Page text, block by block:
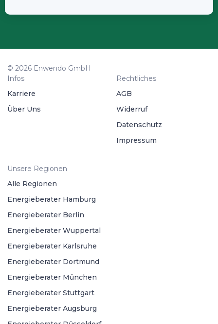
© 2026 Enwendo GmbH
Infos
Karriere
Über Uns
Rechtliches
AGB
Widerruf
Datenschutz
Impressum
Unsere Regionen
Alle Regionen
Energieberater Hamburg
Energieberater Berlin
Energieberater Wuppertal
Energieberater Karlsruhe
Energieberater Dortmund
Energieberater München
Energieberater Stuttgart
Energieberater Augsburg